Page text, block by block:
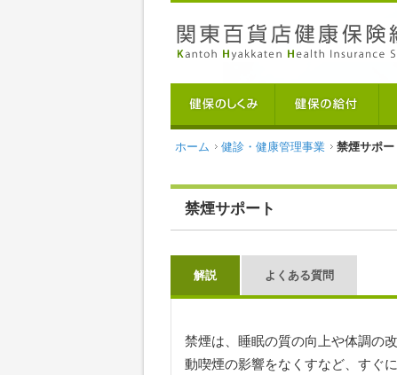
ホーム 健診・健康管理事業 禁煙サポー
禁煙サポート
解説 よくある質問
禁煙は、睡眠の質の向上や体調の
動喫煙の影響をなくすなど、すぐ